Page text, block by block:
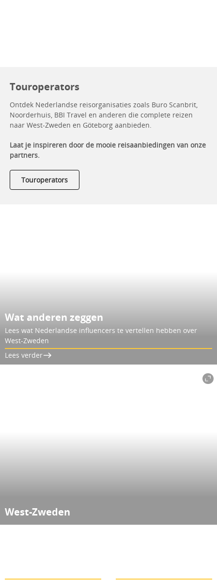
Touroperators
Ontdek Nederlandse reisorganisaties zoals Buro Scanbrit,
Noorderhuis, BBI Travel en anderen die complete reizen
naar West-Zweden en Göteborg aanbieden.
Laat je inspireren door de mooie reisaanbiedingen van onze
partners.
Touroperators
Wat anderen zeggen
Lees wat Nederlandse influencers te vertellen hebben over
West-Zweden
Lees verder
West-Zweden